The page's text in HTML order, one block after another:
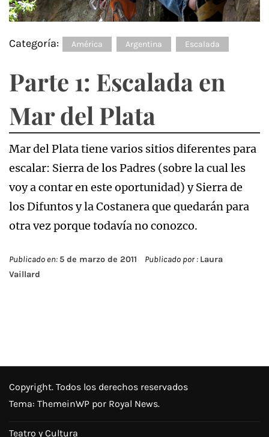
Categoría: América Argentina Escalada
Parte 1: Escalada en
Mar del Plata
Mar del Plata tiene varios sitios diferentes para
escalar: Sierra de los Padres (sobre la cual les
voy a contar en este oportunidad) y Sierra de
los Difuntos y la Costanera que quedarán para
otra vez porque todavía no conozco.
Publicado en: 5 de marzo de 2011 Publicado por : Laura
Vaillard
Copyright. Todos los derechos reservados
Tema: ThemeinWP por Royal News.
Teatro y Cultura